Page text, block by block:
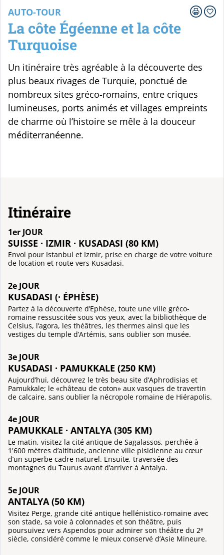
AUTO-TOUR
La côte Égéenne et la côte
Turquoise
Un itinéraire très agréable à la découverte des
plus beaux rivages de Turquie, ponctué de
nombreux sites gréco-romains, entre criques
lumineuses, ports animés et villages empreints
de charme où l’histoire se mêle à la douceur
méditerranéenne.
Itinéraire
1er JOUR
SUISSE · IZMIR · KUSADASI (80 KM)
Envol pour Istanbul et Izmir, prise en charge de votre voiture
de location et route vers Kusadasi.
2e JOUR
KUSADASI (· ÉPHÈSE)
Partez à la découverte d’Ephèse, toute une ville gréco-
romaine ressuscitée sous vos yeux, avec la bibliothèque de
Celsius, l’agora, les théâtres, les thermes ainsi que les
vestiges du temple d’Artémis, sans oublier son musée.
3e JOUR
KUSADASI · PAMUKKALE (250 KM)
Aujourd’hui, découvrez le très beau site d’Aphrodisias et
Pamukkale; le «château de coton» aux vasques de travertin
de calcaire, sans oublier la nécropole romaine de Hiérapolis.
4e JOUR
PAMUKKALE · ANTALYA (305 KM)
Le matin, visitez la cité antique de Sagalassos, perchée à
1'600 mètres d’altitude, ancienne ville pisidienne au cœur
d’un superbe cadre naturel. Ensuite, traversée des
montagnes du Taurus avant d’arriver à Antalya.
5e JOUR
ANTALYA (50 KM)
Visitez Perge, grande cité antique hellénistico-romaine avec
son stade, sa voie à colonnades et son théâtre, puis
poursuivez vers Aspendos pour admirer son théâtre du 2ᵉ
siècle, considéré comme le mieux conservé d’Asie Mineure.